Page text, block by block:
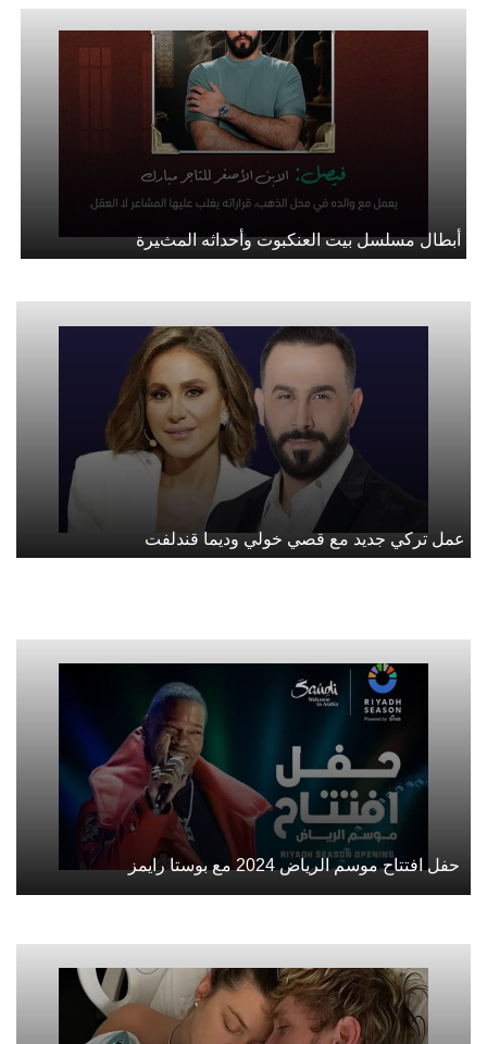
أبطال مسلسل بيت العنكبوت وأحداثه المثيرة
عمل تركي جديد مع قصي خولي وديما قندلفت
حفل افتتاح موسم الرياض 2024 مع بوستا رايمز